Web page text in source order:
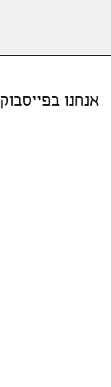
אנחנו בפייסבוק